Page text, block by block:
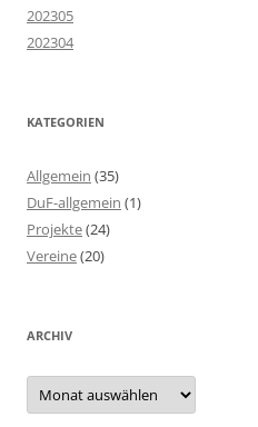
202305
202304
KATEGORIEN
Allgemein (35)
DuF-allgemein (1)
Projekte(24)
Vereine(20)
ARCHIV
Archiv